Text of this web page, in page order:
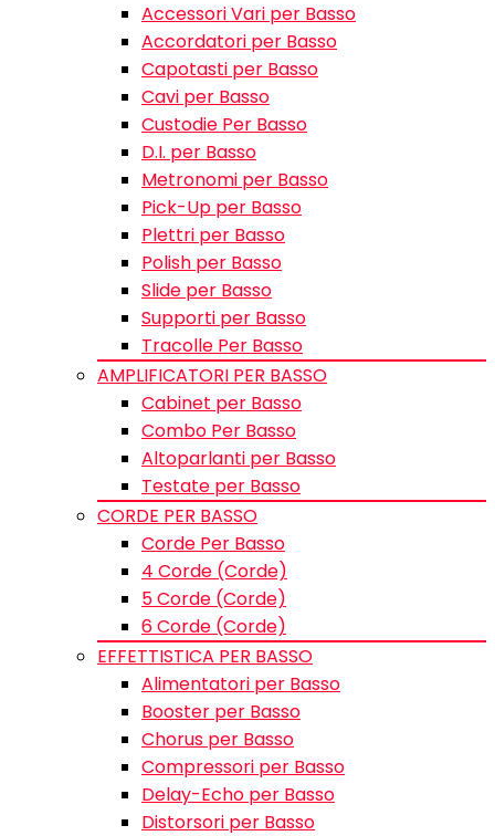
Accessori Vari per Basso
Accordatori per Basso
Capotasti per Basso
Cavi per Basso
Custodie Per Basso
D.I. per Basso
Metronomi per Basso
Pick-Up per Basso
Plettri per Basso
Polish per Basso
Slide per Basso
Supporti per Basso
Tracolle Per Basso
AMPLIFICATORI PER BASSO
Cabinet per Basso
Combo Per Basso
Altoparlanti per Basso
Testate per Basso
CORDE PER BASSO
Corde Per Basso
4 Corde (Corde)
5 Corde (Corde)
6 Corde (Corde)
EFFETTISTICA PER BASSO
Alimentatori per Basso
Booster per Basso
Chorus per Basso
Compressori per Basso
Delay-Echo per Basso
Distorsori per Basso